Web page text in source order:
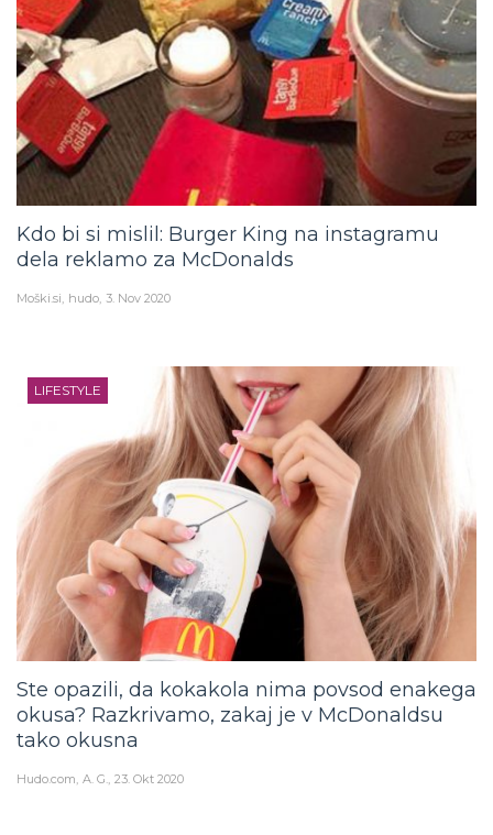
Kdo bi si mislil: Burger King na instagramu
dela reklamo za McDonalds
Moški.si hudo 3. Nov 2020
LIFESTYLE
Ste opazili, da kokakola nima povsod enakega
okusa? Razkrivamo, zakaj je v McDonaldsu
tako okusna
Hudo.com A. G. 23. Okt 2020